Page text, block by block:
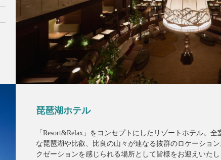
琵琶湖ホテル
「Resort&Relax」をコンセプトにしたリゾートホテル。
な琵琶湖や比叡、比良の山々が連なる抜群のロケーショ
クゼーションを感じられる場所として皆様をお迎えいたし